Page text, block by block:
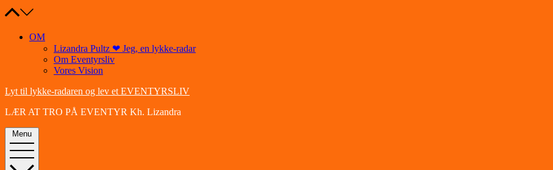
Skip
content
OM
Lizandra Pultz ❤ Jeg, en lykke-radar
Om Eventyrsliv
Vores Vision
Lyt til lykke-radaren og lev et EVENTYRSLIV
LÆR AT TRO PÅ EVENTYR Kh. Lizandra
Menu